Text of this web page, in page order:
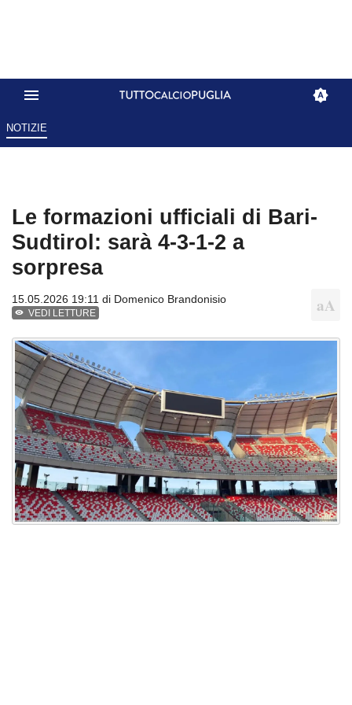
NOTIZIE
Le formazioni ufficiali di Bari-
Sudtirol: sarà 4-3-1-2 a
sorpresa
15.05.2026 19:11 di Domenico Brandonisio
VEDI LETTURE